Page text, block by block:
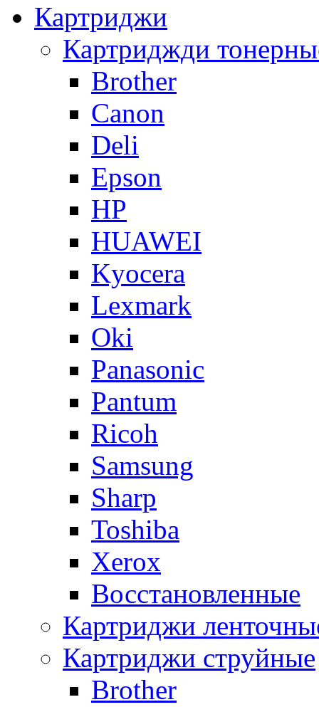
Картриджи
Картриджди
Brother
Canon
Deli
Epson
HP
HUAWEI
Kyocera
Lexmark
Oki
Panasonic
Pantum
Ricoh
Samsung
Sharp
Toshiba
Xerox
Восстановленные
Картриджи
Картриджи струйные
Brother